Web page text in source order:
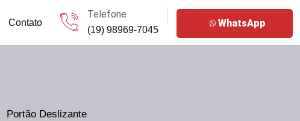
Contato
Telefone
(19) 98969-7045
WhatsApp
Portão Deslizante